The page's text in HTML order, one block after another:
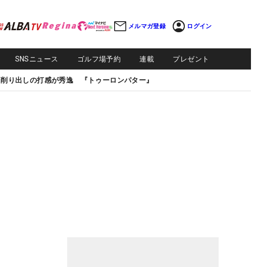
メルマガ登録 ログイン
SNSニュース ゴルフ場予約 連載 プレゼント
削り出しの打感が秀逸 『トゥーロンパター』